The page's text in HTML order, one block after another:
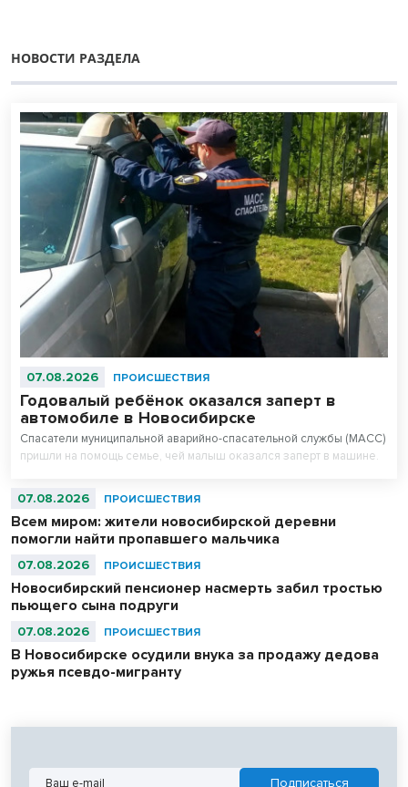
НОВОСТИ РАЗДЕЛА
07.08.2026 ПРОИСШЕСТВИЯ
Годовалый ребёнок оказался заперт в
автомобиле в Новосибирске
Спасатели муниципальной аварийно-спасательной службы (МАСС)
пришли на помощь семье, чей малыш оказался заперт в машине.
07.08.2026 ПРОИСШЕСТВИЯ
Всем миром: жители новосибирской деревни
помогли найти пропавшего мальчика
07.08.2026 ПРОИСШЕСТВИЯ
Новосибирский пенсионер насмерть забил тростью
пьющего сына подруги
07.08.2026 ПРОИСШЕСТВИЯ
В Новосибирске осудили внука за продажу дедова
ружья псевдо-мигранту